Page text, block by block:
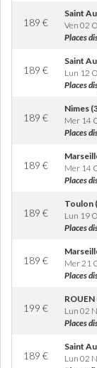
189 €
Saint
Ven 02
Places
189 €
Saint
Lun 12
Places
189 €
Nimes
Mer 14
Places
189 €
Mer 14
Places
189 €
Toulon
Lun 19
Places
189 €
Mer 21
Places
199 €
ROUEN
Lun 02
Places
189 €
Saint
Lun 02